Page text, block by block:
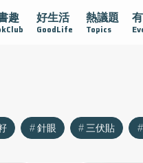
趣 好生活
GoodLife
熱議題
Topics
認識攝護腺肥大 守
針眼 三伏貼